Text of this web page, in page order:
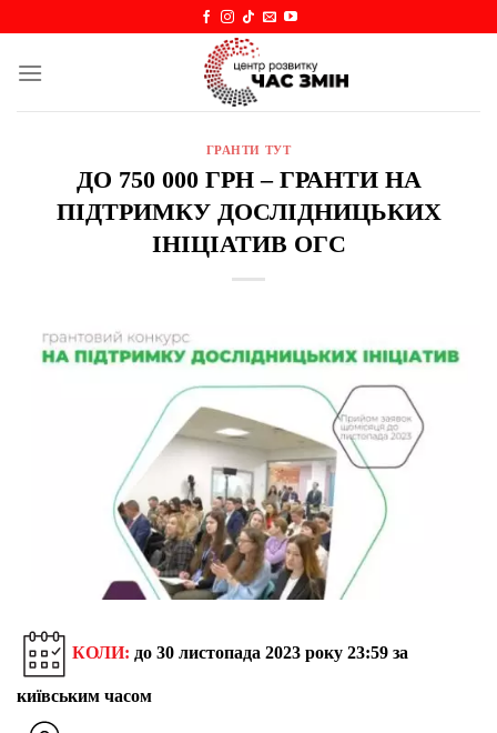
content
ГРАНТИ ТУТ
ДО 750 000 ГРН – ГРАНТИ НА
ПІДТРИМКУ ДОСЛІДНИЦЬКИХ
ІНІЦІАТИВ ОГС
КОЛИ: до 30 листопада 2023 року 23:59 за
київським часом